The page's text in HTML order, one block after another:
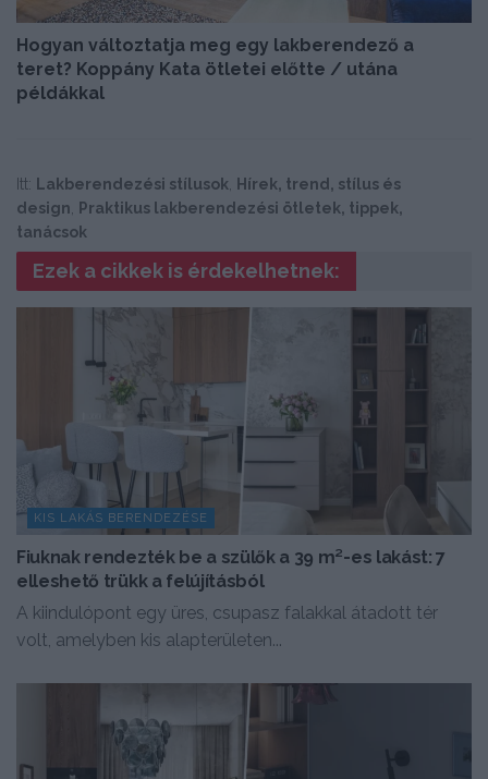
Hogyan változtatja meg egy lakberendező a
teret? Koppány Kata ötletei előtte / utána
példákkal
Itt: Lakberendezési stílusok
Hírek, trend, stílus és
design
Praktikus lakberendezési ötletek, tippek,
tanácsok
Ezek a cikkek is érdekelhetnek:
KIS LAKÁS BERENDEZÉSE
Fiuknak rendezték be a szülők a 39 m²-es lakást: 7
elleshető trükk a felújításból
A kiindulópont egy üres, csupasz falakkal átadott tér
volt, amelyben kis alapterületen...